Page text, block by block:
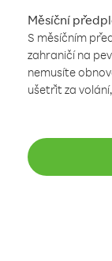
Měsíční
S měsíčním
zahraničí na
nemusíte
ušetřit za